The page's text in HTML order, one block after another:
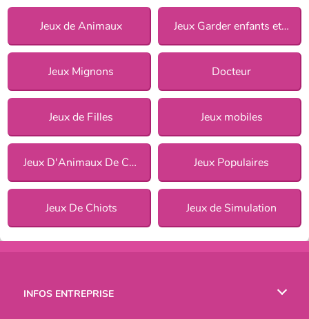
Jeux de Animaux Jeux Garder enfants et animaux
Jeux Mignons Docteur
Jeux de Filles Jeux mobiles
Jeux D'Animaux De Compagnie Jeux Populaires
Jeux De Chiots Jeux de Simulation
INFOS ENTREPRISE